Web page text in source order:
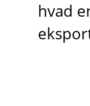
hvad